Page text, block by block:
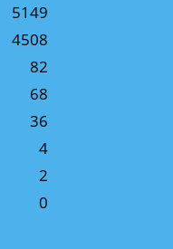
5149
4508
82
68
36
4
2
0